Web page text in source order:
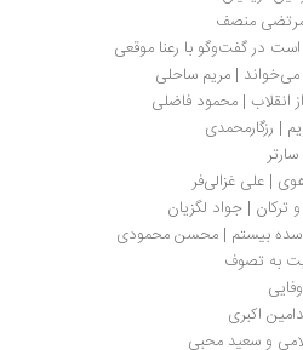
منصف
با رعنا موقعی
| مریم ساحلی
| محمود فاضلی
غزالی‌فر
| جواد لگزیان
بیستم | محسن محمودی
محبی